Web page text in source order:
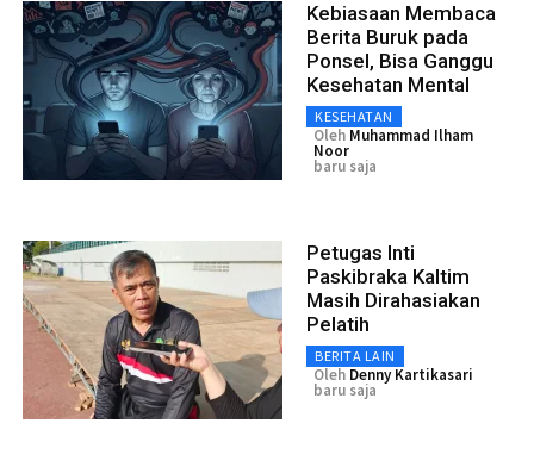
Kebiasaan Membaca
Berita Buruk pada
Ponsel, Bisa Ganggu
Kesehatan Mental
KESEHATAN
Oleh Muhammad Ilham
Noor
baru saja
Petugas Inti
Paskibraka Kaltim
Masih Dirahasiakan
Pelatih
BERITA LAIN
Oleh Denny Kartikasari
baru saja